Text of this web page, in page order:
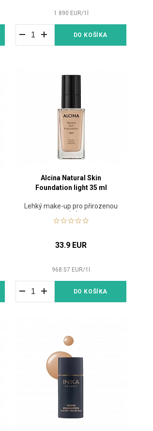
1 890 EUR/1
DO KOŠÍKA
Alcina Natural Skin
Foundation light 35 ml
Lehký make-up pro přirozenou
pleť
33.9 EUR
968.57 EUR/1
DO KOŠÍKA